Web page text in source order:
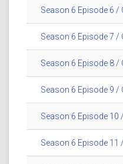
Season 6 Episode 6 /
Season 6 Episode 7 /
Season 6 Episode 8 /
Season 6 Episode 9 /
Season 6 Episode 10
Season 6 Episode 11